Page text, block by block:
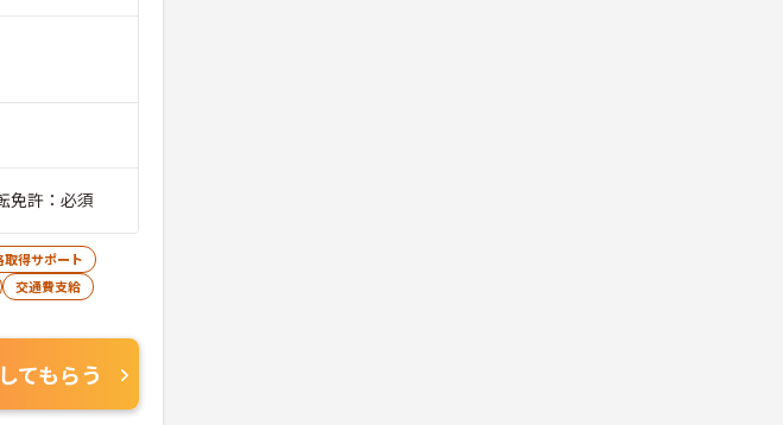
免許：必須
取得サポート
交通費支給
てもらう